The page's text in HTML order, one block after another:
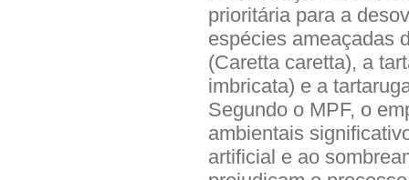
prioritária para a
espécies ameaçadas
(Caretta caretta), a
imbricata) e a
Segundo o MPF, o
ambientais
artificial e ao